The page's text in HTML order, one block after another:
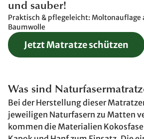
und sauber!
Praktisch & pflegeleicht: Moltonauflage
Baumwolle
Jetzt Matratze schützen
Was sind
Bei der Herstellung dieser
jeweiligen Naturfasern zu Matten
kommen die Materialien